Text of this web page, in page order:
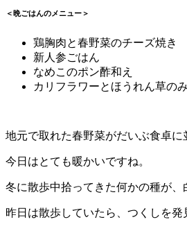
＜晩ごはんのメニュー＞
鶏胸肉と春野菜のチーズ焼き
新人参ごはん
なめこのポン酢和え
カリフラワーとほうれん草の
地元で取れた春野菜がだいぶ食卓に
今日はとても暖かいですね。
冬に散歩中拾ってきた何かの種が、
昨日は散歩していたら、つくしを発